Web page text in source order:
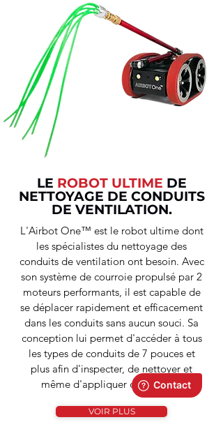
LE ROBOT ULTIME DE
NETTOYAGE DE CONDUITS
DE VENTILATION.
L'Airbot One™ est le robot ultime dont
les spécialistes du nettoyage des
conduits de ventilation ont besoin. Avec
son système de courroie propulsé par 2
moteurs performants, il est capable de
se déplacer rapidement et efficacement
dans les conduits sans aucun souci. Sa
conception lui permet d'accéder à tous
les types de conduits de 7 pouces et
plus afin d'inspecter, de nettoyer et
même d'appliquer du scellant.
VOIR PLUS